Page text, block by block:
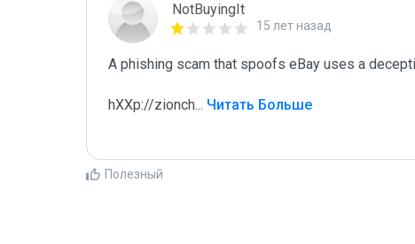
NotBuyingIt
15 лет назад
A phishing scam that spoofs eBay uses a
hXXp://zionch... Читать Больше
Полезный